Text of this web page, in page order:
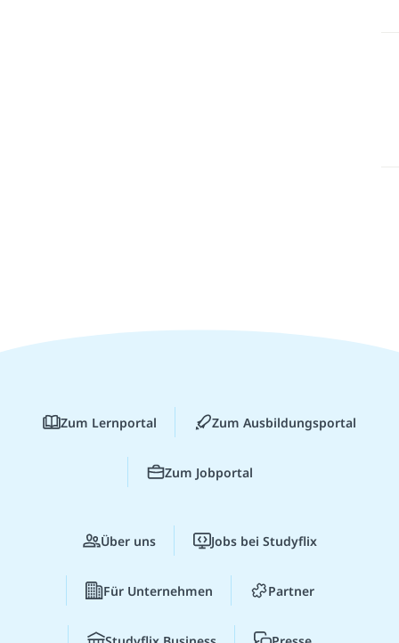
Zum Lernportal Zum Ausbildungsportal
Zum Jobportal
Über uns Jobs bei Studyflix
Für Unternehmen Partner